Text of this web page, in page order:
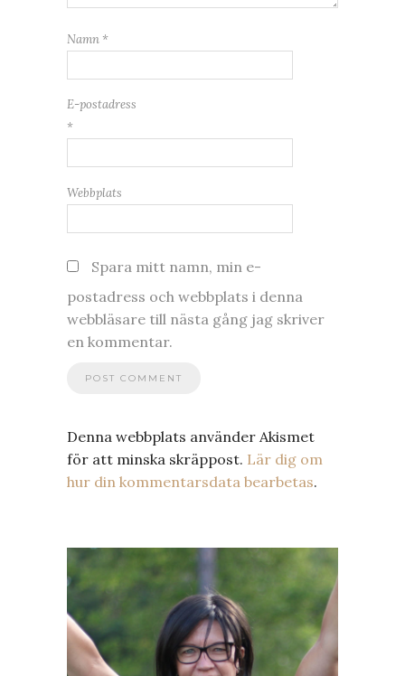
Namn *
E-postadress
*
Webbplats
Spara mitt namn, min e-
postadress och webbplats i denna
webbläsare till nästa gång jag skriver
en kommentar.
Denna webbplats använder Akismet
för att minska skräppost. Lär dig om
hur din kommentarsdata bearbetas.